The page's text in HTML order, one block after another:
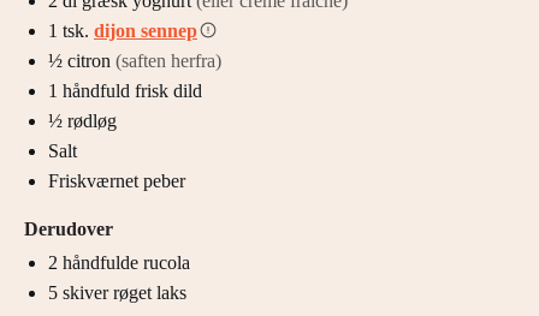
1 tsk. dijon sennep
½ citron (saften herfra)
1 håndfuld frisk dild
½ rødløg
Salt
Friskværnet peber
Derudover
2 håndfulde rucola
5 skiver røget laks